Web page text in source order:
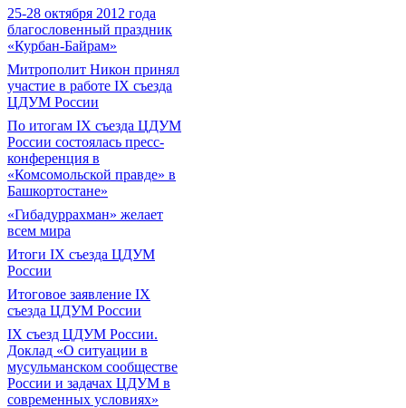
25-28 октября 2012 года
благословенный праздник
«Курбан-Байрам»
Митрополит Никон принял
участие в работе IX съезда
ЦДУМ России
По итогам IX съезда ЦДУМ
России состоялась пресс-
конференция в
«Комсомольской правде» в
Башкортостане»
«Гибадуррахман» желает
всем мира
Итоги IX cъезда ЦДУМ
России
Итоговое заявление IX
съезда ЦДУМ России
IX съезд ЦДУМ России.
Доклад «О ситуации в
мусульманском сообществе
России и задачах ЦДУМ в
современных условиях»